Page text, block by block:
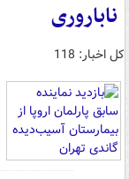
ناباروری
کل اخبار: 118